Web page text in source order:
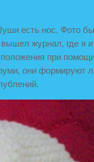
есть нос. Фото
журнал, где я
при помощи
они формируют